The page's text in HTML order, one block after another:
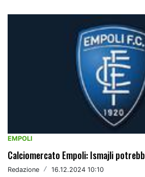
EMPOLI
Calciomercato Empoli: Ismajli
Redazione / 16.12.2024 10:10